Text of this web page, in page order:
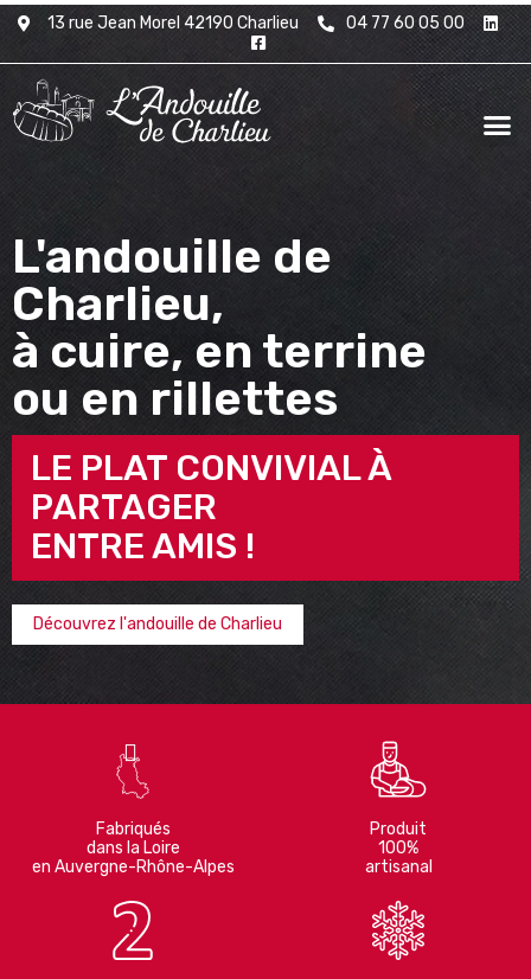
13 rue Jean Morel 42190 Charlieu 04 77 60 05 00
L'andouille de
Charlieu,
à cuire, en terrine
ou en rillettes
LE PLAT CONVIVIAL À
PARTAGER
ENTRE AMIS !
Découvrez l'andouille de Charlieu

Fabriqués
dans la Loire
en Auvergne-Rhône-Alpes
Produit
100%
artisanal